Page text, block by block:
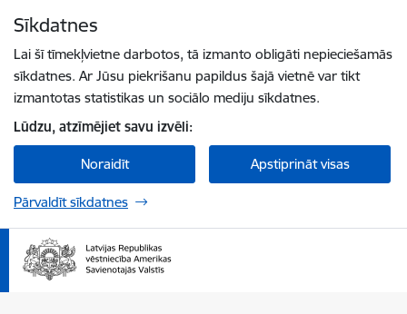
Sīkdatnes
Lai šī tīmekļvietne darbotos, tā izmanto obligāti nepieciešamās
sīkdatnes. Ar Jūsu piekrišanu papildus šajā vietnē var tikt
izmantotas statistikas un sociālo mediju sīkdatnes.
Lūdzu, atzīmējiet savu izvēli:
Noraidīt Apstiprināt visas
Pārvaldīt sīkdatnes